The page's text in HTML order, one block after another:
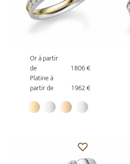
Or à partir
de
1 806 €
Platine à
partir de
1 962 €